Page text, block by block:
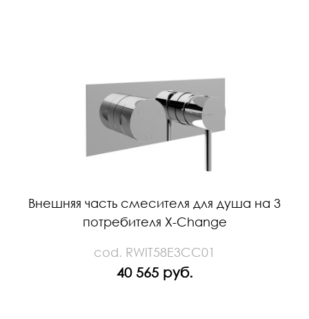
Внешняя часть смесителя для душа на 3
потребителя X-Change
cod. RWIT58E3CC01
40 565 руб.